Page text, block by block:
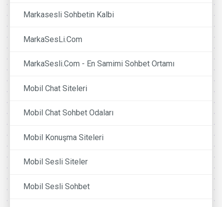
Markasesli Sohbetin Kalbi
MarkaSesLi.Com
MarkaSesli.Com - En Samimi Sohbet Ortamı
Mobil Chat Siteleri
Mobil Chat Sohbet Odaları
Mobil Konuşma Siteleri
Mobil Sesli Siteler
Mobil Sesli Sohbet